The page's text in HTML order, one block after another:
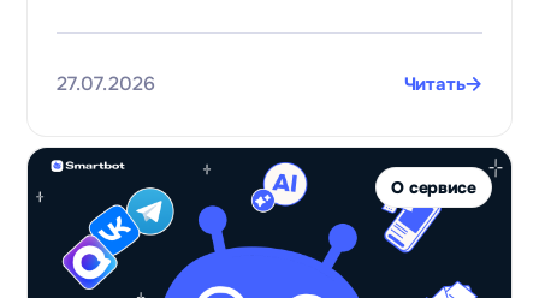
Черников
Финансовый
лидогенератор
Телепорт
27.07.2026 Читать
О сервисе